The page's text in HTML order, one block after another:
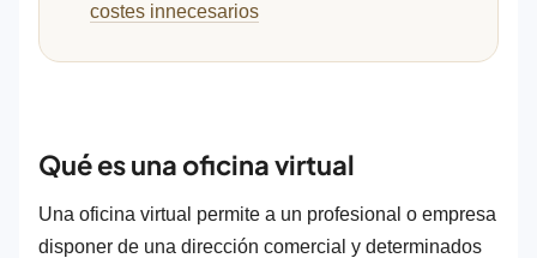
costes innecesarios
Qué es una oficina virtual
Una oficina virtual permite a un profesional o empresa
disponer de una dirección comercial y determinados